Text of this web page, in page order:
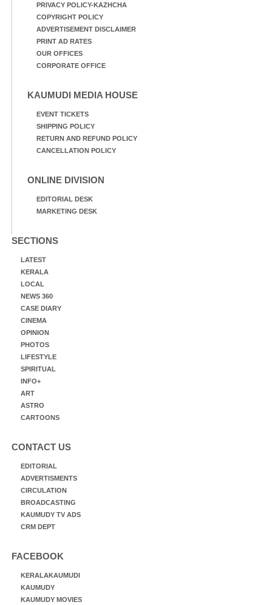
PRIVACY POLICY-KAZHCHA
COPYRIGHT POLICY
ADVERTISEMENT DISCLAIMER
PRINT AD RATES
OUR OFFICES
CORPORATE OFFICE
KAUMUDI MEDIA HOUSE
EVENT TICKETS
SHIPPING POLICY
RETURN AND REFUND POLICY
CANCELLATION POLICY
ONLINE DIVISION
EDITORIAL DESK
MARKETING DESK
SECTIONS
LATEST
KERALA
LOCAL
NEWS 360
CASE DIARY
CINEMA
OPINION
PHOTOS
LIFESTYLE
SPIRITUAL
INFO+
ART
ASTRO
CARTOONS
CONTACT US
EDITORIAL
ADVERTISMENTS
CIRCULATION
BROADCASTING
KAUMUDY TV ADS
CRM DEPT
FACEBOOK
KERALAKAUMUDI
KAUMUDY
KAUMUDY MOVIES